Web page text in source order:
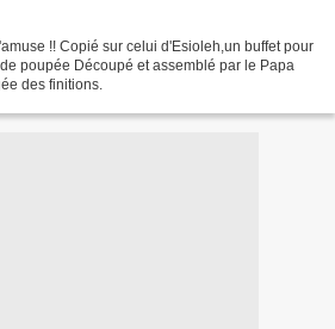
!! Copié sur celui d'Esioleh,un buffet pour
poupée Découpé et assemblé par le Papa
des finitions.